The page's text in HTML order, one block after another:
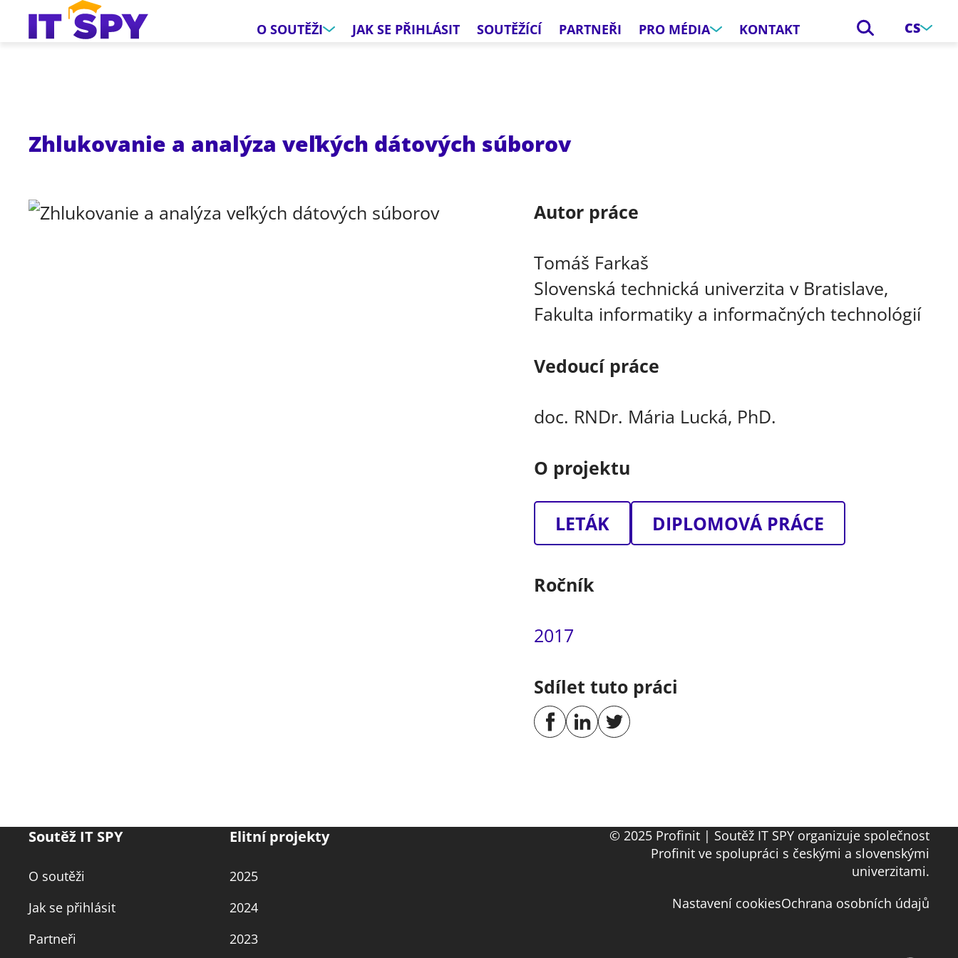
O SOUTĚŽI JAK SE PŘIHLÁSIT SOUTĚŽÍCÍ PARTNEŘI PRO MÉDIA KONTAKT CS
Zhlukovanie a analýza veľkých dátových súborov
Autor práce
Tomáš Farkaš
Slovenská technická univerzita v Bratislave,
Fakulta informatiky a informačných technológií
Vedoucí práce
doc. RNDr. Mária Lucká, PhD.
O projektu
LETÁK DIPLOMOVÁ PRÁCE
Ročník
2017
Sdílet tuto práci
Soutěž IT SPY
O soutěži
Jak se přihlásit
Partneři
Elitní projekty
2025
2024
2023
© 2025 Profinit | Soutěž IT SPY organizuje společnost
Profinit ve spolupráci s českými a slovenskými
univerzitami.
Nastavení cookiesOchrana osobních údajů